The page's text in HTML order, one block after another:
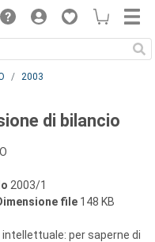
2003
di bilancio
2003/1
file 148 KB
intellettuale: per saperne di